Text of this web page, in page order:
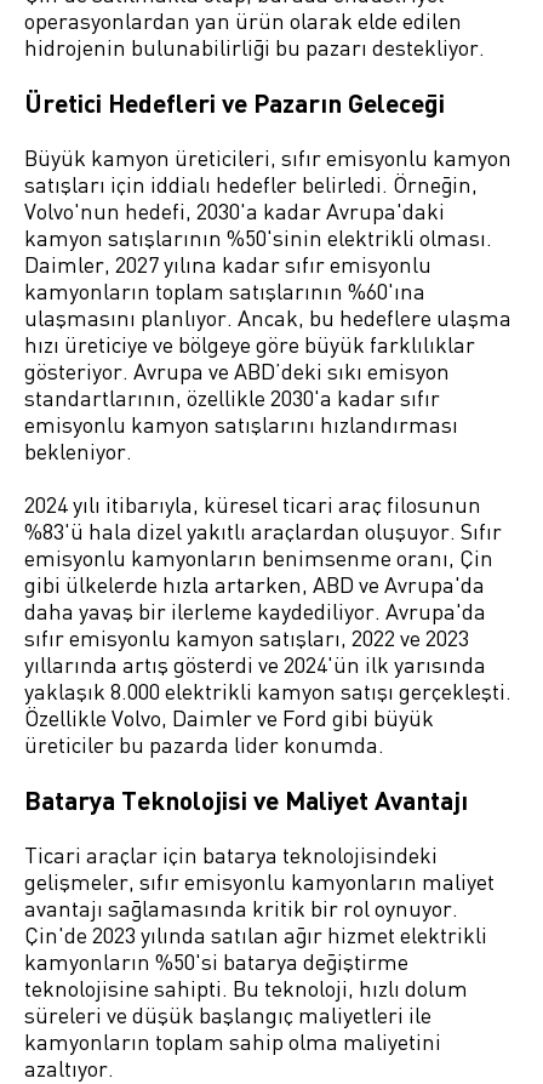
operasyonlardan yan ürün olarak elde edilen
hidrojenin bulunabilirliği bu pazarı destekliyor.
Üretici Hedefleri ve Pazarın Geleceği
Büyük kamyon üreticileri, sıfır emisyonlu kamyon
satışları için iddialı hedefler belirledi. Örneğin,
Volvo'nun hedefi, 2030'a kadar Avrupa'daki
kamyon satışlarının %50'sinin elektrikli olması.
Daimler, 2027 yılına kadar sıfır emisyonlu
kamyonların toplam satışlarının %60'ına
ulaşmasını planlıyor. Ancak, bu hedeflere ulaşma
hızı üreticiye ve bölgeye göre büyük farklılıklar
gösteriyor. Avrupa ve ABD’deki sıkı emisyon
standartlarının, özellikle 2030'a kadar sıfır
emisyonlu kamyon satışlarını hızlandırması
bekleniyor.
2024 yılı itibarıyla, küresel ticari araç filosunun
%83'ü hala dizel yakıtlı araçlardan oluşuyor. Sıfır
emisyonlu kamyonların benimsenme oranı, Çin
gibi ülkelerde hızla artarken, ABD ve Avrupa'da
daha yavaş bir ilerleme kaydediliyor. Avrupa'da
sıfır emisyonlu kamyon satışları, 2022 ve 2023
yıllarında artış gösterdi ve 2024'ün ilk yarısında
yaklaşık 8.000 elektrikli kamyon satışı gerçekleşti.
Özellikle Volvo, Daimler ve Ford gibi büyük
üreticiler bu pazarda lider konumda.
Batarya Teknolojisi ve Maliyet Avantajı
Ticari araçlar için batarya teknolojisindeki
gelişmeler, sıfır emisyonlu kamyonların maliyet
avantajı sağlamasında kritik bir rol oynuyor.
Çin'de 2023 yılında satılan ağır hizmet elektrikli
kamyonların %50'si batarya değiştirme
teknolojisine sahipti. Bu teknoloji, hızlı dolum
süreleri ve düşük başlangıç maliyetleri ile
kamyonların toplam sahip olma maliyetini
azaltıyor.